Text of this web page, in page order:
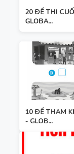
20 ĐỀ THI
GLOBA...
10 ĐỀ THAM
- GLOB...